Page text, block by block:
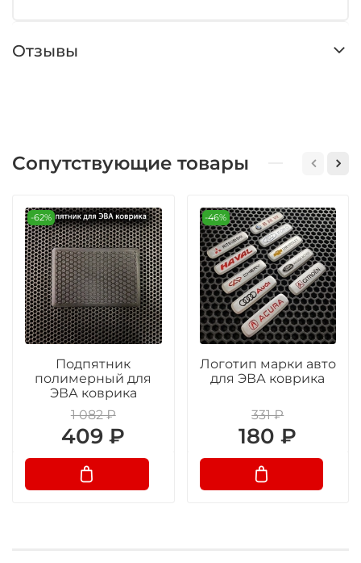
Отзывы
Сопутствующие товары
-62%
Подпятник
полимерный для
ЭВА коврика
1 082 ₽
409 ₽
-46%
Логотип марки авто
для ЭВА коврика
331 ₽
180 ₽